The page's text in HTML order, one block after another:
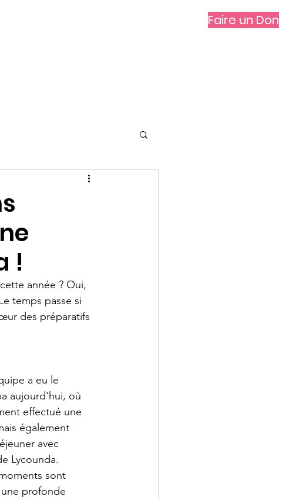
Faire un Don
!
année ? Oui,
temps passe si
des préparatifs
a eu le
aujourd'hui, où
effectué une
également
avec
Lycounda.
sont
profonde